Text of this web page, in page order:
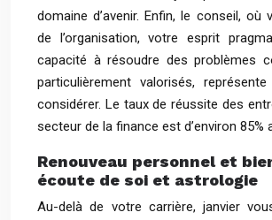
domaine d’avenir. Enfin, le conseil, où
de l’organisation, votre esprit
capacité à résoudre des problèmes
particulièrement valorisés,
considérer. Le taux de réussite des
secteur de la finance est d’environ 85%
Renouveau personnel et
écoute de soi et astrologie
Au-delà de votre carrière, janvier